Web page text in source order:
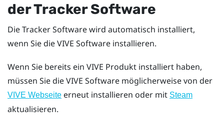
der Tracker Software
Die Tracker Software wird automatisch installiert,
wenn Sie dieVIVE Software installieren.
Wenn Sie bereits ein VIVE Produkt installiert haben,
müssen Sie die VIVE Software möglicherweise von der
VIVE Webseite erneut installieren oder mit Steam
aktualisieren.